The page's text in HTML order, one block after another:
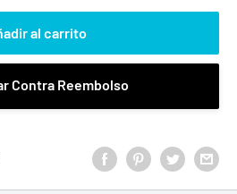
al carrito
Contra Reembolso